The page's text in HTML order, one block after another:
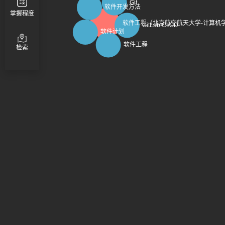
掌握程度
检索